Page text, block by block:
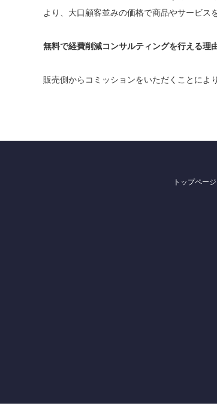
より、大口顧客並みの価格で商品やサービス
無料で経費削減コンサルティングを行える理
販売側からコミッションをいただくことによ
トップページ